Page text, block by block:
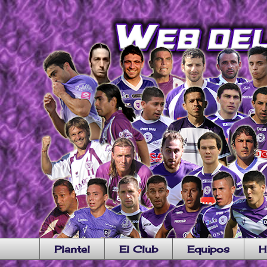
Plantel El Club Equipos